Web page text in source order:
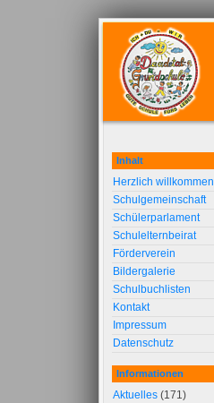
Inhalt
Herzlich willkommen
Schulgemeinschaft
Schülerparlament
Schulelternbeirat
Förderverein
Bildergalerie
Schulbuchlisten
Kontakt
Impressum
Datenschutz
Informationen
Aktuelles (171)